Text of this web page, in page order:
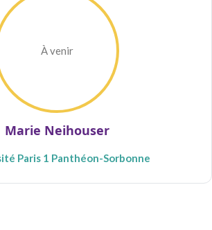
À venir
Marie Neihouser
Paris 1 Panthéon-Sorbonne